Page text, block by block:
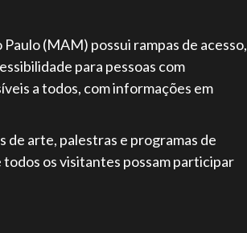
(MAM) possui rampas de acesso,
para pessoas com
a todos, com informações em
de arte, palestras e programas de
todos os visitantes possam participar